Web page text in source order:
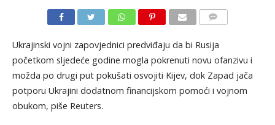
Ukrajinski vojni zapovjednici predviđaju da bi Rusija
početkom sljedeće godine mogla pokrenuti novu ofanzivu i
možda po drugi put pokušati osvojiti Kijev, dok Zapad jača
potporu Ukrajini dodatnom financijskom pomoći i vojnom
obukom, piše Reuters.